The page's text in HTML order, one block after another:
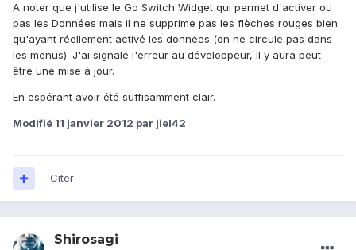
A noter que j'utilise le Go Switch Widget qui permet d'activer ou
pas les Données mais il ne supprime pas les flèches rouges bien
qu'ayant réellement activé les données (on ne circule pas dans
les menus). J'ai signalé l'erreur au développeur, il y aura peut-
être une mise à jour.
En espérant avoir été suffisamment clair.
Modifié 11 janvier 2012 par jiel42
Citer
Shirosagi